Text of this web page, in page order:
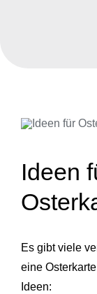
Ideen
Es gibt viele
eine
Ideen: